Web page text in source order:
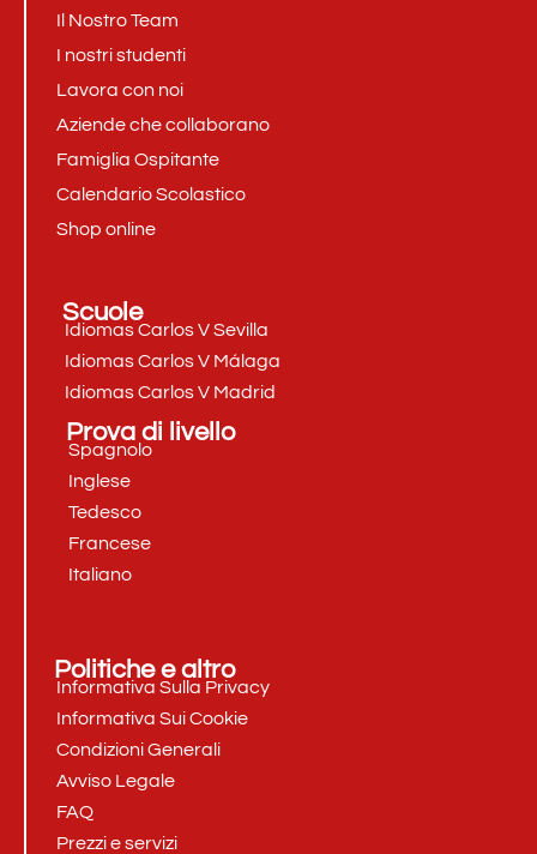
Il Nostro Team
I nostri studenti
Lavora con noi
Aziende che collaborano
Famiglia Ospitante
Calendario Scolastico
Shop online
Scuole
Idiomas Carlos V Sevilla
Idiomas Carlos V Málaga
Idiomas Carlos V Madrid
Prova di livello
Spagnolo
Inglese
Tedesco
Francese
Italiano
Politiche e altro
Informativa Sulla Privacy
Informativa Sui Cookie
Condizioni Generali
Avviso Legale
FAQ
Prezzi e servizi